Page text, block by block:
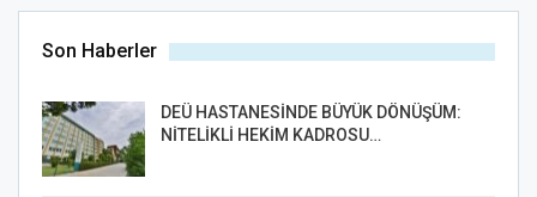
Son Haberler
DEÜ HASTANESİNDE BÜYÜK DÖNÜŞÜM:
NİTELİKLİ HEKİM KADROSU…